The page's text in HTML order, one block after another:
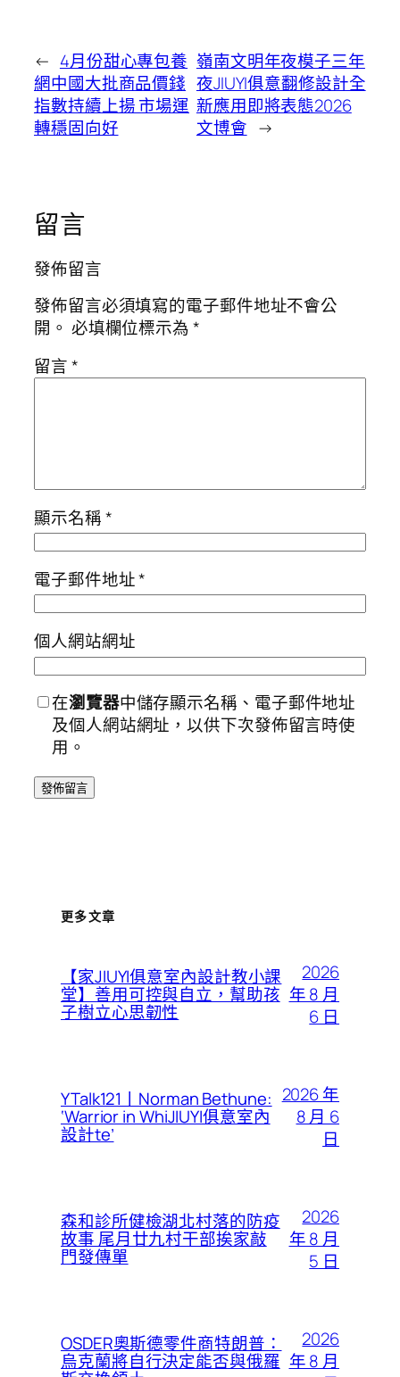
← 4月份甜心專包養
網中國大批商品價錢
指數持續上揚 市場運
轉穩固向好
嶺南文明年夜模子三年
夜JIUYI俱意翻修設計全
新應用即將表態2026
文博會 →
留言
發佈留言
發佈留言必須填寫的電子郵件地址不會公
開。 必填欄位標示為*
留言*
顯示名稱*
電子郵件地址*
個人網站網址
在瀏覽器中儲存顯示名稱、電子郵件地址
及個人網站網址，以供下次發佈留言時使
用。
更多文章
【家JIUYI俱意室內設計教小課
堂】善用可控與自立，幫助孩
子樹立心思韌性
2026
年 8 月
6 日
YTalk121丨Norman Bethune:
‘Warrior in WhiJIUYI俱意室內
設計te’
2026 年
8 月 6
日
森和診所健檢湖北村落的防疫
故事 尾月廿九村干部挨家敲
門發傳單
2026
年 8 月
5 日
OSDER奧斯德零件商特朗普：
烏克蘭將自行決定能否與俄羅
2026
年 8 月